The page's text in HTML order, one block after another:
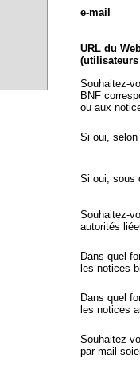
e-mail
URL du
(utilisateurs
Souhaitez-
BNF
ou aux
Si oui, selon
Si oui, sous
Souhaitez-
autorités
Dans quel
les notices
Dans quel
les notices
Souhaitez-
par mail